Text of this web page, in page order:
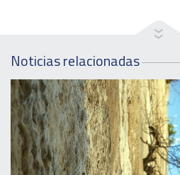
Noticias relacionadas